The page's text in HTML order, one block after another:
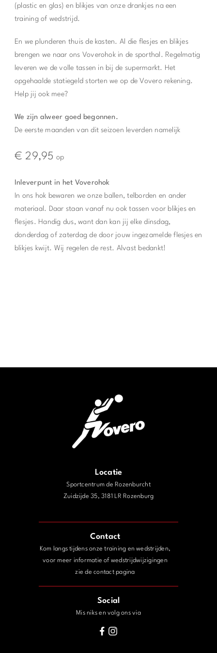
(plastic en glas) en blikjes van onze drankjes na een
training of wedstrijd.
En we plunderen thuis de kasten. Al die flesjes en blikjes
brengen we naar ons Voverohok in de sporthal. Regelmatig
leveren we de volle tassen in bij de supermarkt. Het
opgehaalde statiegeld storten we op de Vovero rekening.
Help jij ook mee?
We zijn alweer goed begonnen.
De eerste maanden van dit seizoen leverden namelijk
€ 29,95 op
Inleverpunt in het Voverohok
In ons hok bewaren we onze ballen, telborden en ander
materiaal. Daar staan vanaf nu ook tassen voor blikjes en
flesjes. Handig dus, want dan kan jij elke dinsdag,
donderdag of zaterdag de door jouw ingezamelde flesjes en
blikjes kwijt. Wij regelen de rest. Alvast bedankt!
Locatie
Sportcentrum de Rozenburcht
Zuidzijde 35, 3181 LR Rozenburg
Contact
Kom langs tijdens onze training en wedstrijden,
voor meer informatie of wedstrijdwijzigingen
zie de contact pagina
Social
Mis niks en volg ons via